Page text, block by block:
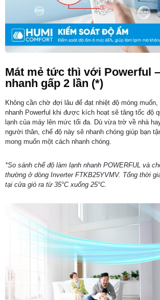
Mát mẻ tức thì với Powerful
nhanh gấp 2 lần (*)
Không cần chờ đợi lâu để đạt nhiệt độ móng
nhanh Powerful khi được kích hoạt sẽ tăng tốc độ
lạnh của máy lên mức tối đa. Dù vừa trờ về nhà
người thân, chế độ này sẽ nhanh chóng giúp bạn
mong muốn một cách nhanh chóng.
*So sánh chế độ làm lạnh nhanh POWERFUL và
thường ở dòng Inverter FTKB25YVMV. Tổng thời
tại cửa gió ra từ 35°C xuống 25°C.